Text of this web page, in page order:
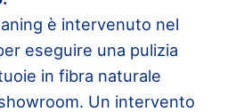
è intervenuto nel
eseguire una pulizia
in fibra naturale
Un intervento